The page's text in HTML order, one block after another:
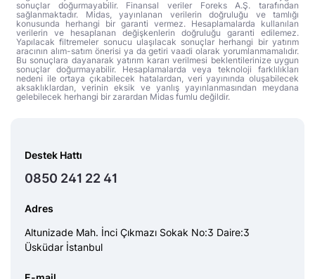
sonuçlar doğurmayabilir. Finansal veriler Foreks A.Ş. tarafından
sağlanmaktadır. Midas, yayınlanan verilerin doğruluğu ve tamlığı
konusunda herhangi bir garanti vermez. Hesaplamalarda kullanılan
verilerin ve hesaplanan değişkenlerin doğruluğu garanti edilemez.
Yapılacak filtremeler sonucu ulaşılacak sonuçlar herhangi bir yatırım
aracının alım-satım önerisi ya da getiri vaadi olarak yorumlanmamalıdır.
Bu sonuçlara dayanarak yatırım kararı verilmesi beklentilerinize uygun
sonuçlar doğurmayabilir. Hesaplamalarda veya teknoloji farklılıkları
nedeni ile ortaya çıkabilecek hatalardan, veri yayınında oluşabilecek
aksaklıklardan, verinin eksik ve yanlış yayınlanmasından meydana
gelebilecek herhangi bir zarardan Midas fumlu değildir.
Destek Hattı
0850 241 22 41
Adres
Altunizade Mah. İnci Çıkmazı Sokak No:3 Daire:3
Üsküdar İstanbul